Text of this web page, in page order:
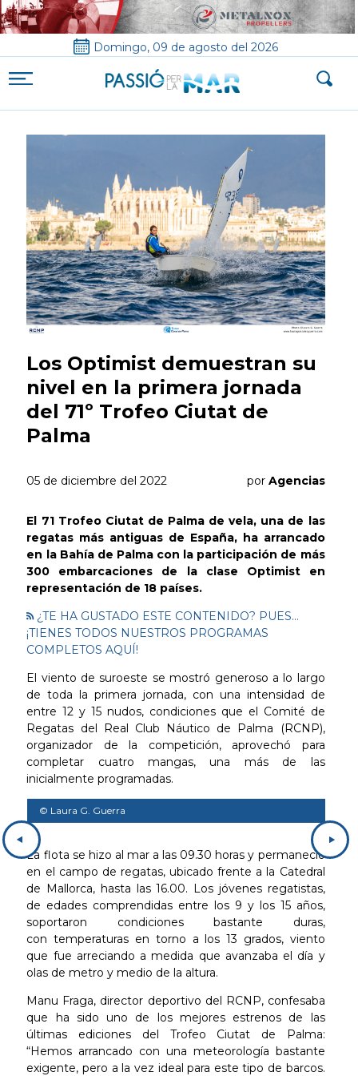
Domingo, 09 de agosto del 2026
Los Optimist demuestran su
nivel en la primera jornada
del 71º Trofeo Ciutat de
Palma
05 de diciembre del 2022 por Agencias
El 71 Trofeo Ciutat de Palma de vela, una de las
regatas más antiguas de España, ha arrancado
en la Bahía de Palma con la participación de más
300 embarcaciones de la clase Optimist en
representación de 18 países.
¿TE HA GUSTADO ESTE CONTENIDO? PUES...
¡TIENES TODOS NUESTROS PROGRAMAS
COMPLETOS AQUÍ!
El viento de suroeste se mostró generoso a lo largo
de toda la primera jornada, con una intensidad de
entre 12 y 15 nudos, condiciones que el Comité de
Regatas del Real Club Náutico de Palma (RCNP),
organizador de la competición, aprovechó para
completar cuatro mangas, una más de las
inicialmente programadas.
© Laura G. Guerra
La flota se hizo al mar a las 09.30 horas y permaneció
en el campo de regatas, ubicado frente a la Catedral
de Mallorca, hasta las 16.00. Los jóvenes regatistas,
de edades comprendidas entre los 9 y los 15 años,
soportaron condiciones bastante duras,
con temperaturas en torno a los 13 grados, viento
que fue arreciando a medida que avanzaba el día y
olas de metro y medio de la altura.
Manu Fraga, director deportivo del RCNP, confesaba
que ha sido uno de los mejores estrenos de las
últimas ediciones del Trofeo Ciutat de Palma:
“Hemos arrancado con una meteorología bastante
exigente, pero a la vez ideal para este tipo de barcos.